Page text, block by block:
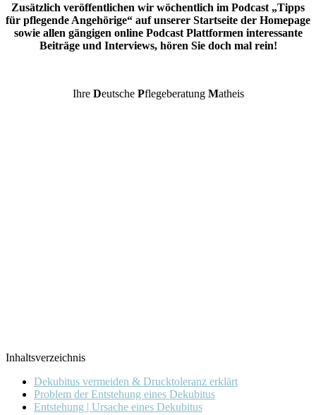
Zusätzlich veröffentlichen wir wöchentlich im Podcast „Tipps
für pflegende Angehörige“ auf unserer Startseite der Homepage
sowie allen gängigen online Podcast Plattformen interessante
Beiträge und Interviews, hören Sie doch mal rein!
Ihre Deutsche Pflegeberatung Matheis
Inhaltsverzeichnis
Dekubitus vermeiden & Drucktoleranz erklärt
Problem der Entstehung eines Dekubitus
Entstehung | Ursache eines Dekubitus